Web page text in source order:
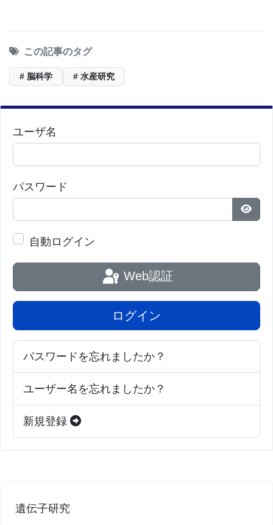
ています。
「私たちは、ボトムアップアプローチを採用すれ
るAIを構築できると考えています」とグリブコワ博
士は述べています。「本質的には、私たちは子供が
学ぶように学習する高度なAIを目指しています。」
ギレット博士とグリブコワ博士は、イリノイ大学ナ
ショナルスーパーコンピューティングアプリケーシ
ョンセンターの人工知能イノベーションセンターお
よび同大学の神経科学プログラムのアフィリエイト
です。ギレット博士はまた、イリノイ大学ベックマ
ン先端科学技術研究所およびカール・R・ウーゼゲ
ノミクス生物学研究所の教授でもあります。
今回の研究は、人工知能に動物のような行動をさせ
るための新しいアプローチを示しました。シンプル
より、AIは環境を探索し、報酬を追求し、複雑な問
FAMのようなAIは、従来のAIに比べてより効率的で
この記事のタグ
# 脳科学 # 水産研究
ユーザ名
パスワード
パス
自動ログイン
Web認証
ログイン
パスワードを忘れましたか？
ユーザー名を忘れましたか？
新規登録
遺伝子研究